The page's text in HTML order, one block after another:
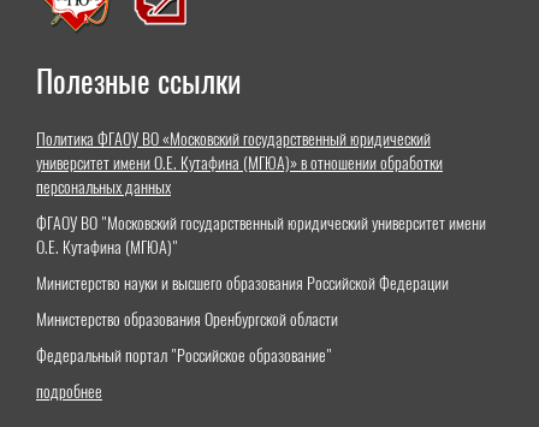
Полезные ссылки
Политика ФГАОУ ВО «Московский государственный юридический
университет имени О.Е. Кутафина (МГЮА)» в отношении обработки
персональных данных
ФГАОУ ВО "Московский государственный юридический университет имени
О.Е. Кутафина (МГЮА)"
Министерство науки и высшего образования Российской Федерации
Министерство образования Оренбургской области
Федеральный портал "Российское образование"
подробнее